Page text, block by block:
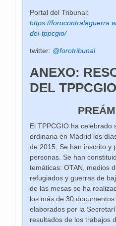
Portal del Tribunal:
https://
del-tppcgio/
twitter: @forotribunal
ANEXO:
DEL TPPCGIO
El TPPCGIO ha celebrado
ordinaria en Madrid los
de 2015. Se han inscrito y
personas. Se han
temáticas: OTAN, medios
refugiados y guerras de
de las mesas se ha
los más de 30
elaborados por la
resultados de los trabajos